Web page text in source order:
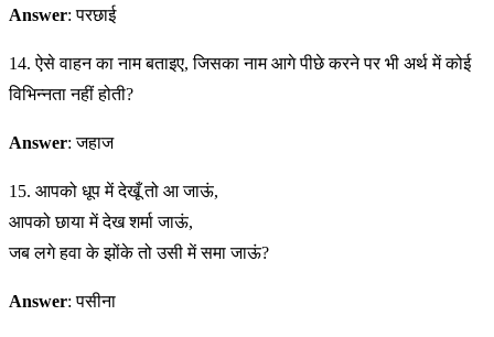
Answer: परछाई
14. ऐसे वाहन का नाम बताइए, जिसका नाम आगे पीछे करने पर भी अर्थ में कोई
विभिन्नता नहीं होती?
Answer: जहाज
15. आपको धूप में देखूँ तो आ जाऊं,
आपको छाया में देख शर्मा जाऊं,
जब लगे हवा के झोंके तो उसी में समा जाऊं?
Answer: पसीना